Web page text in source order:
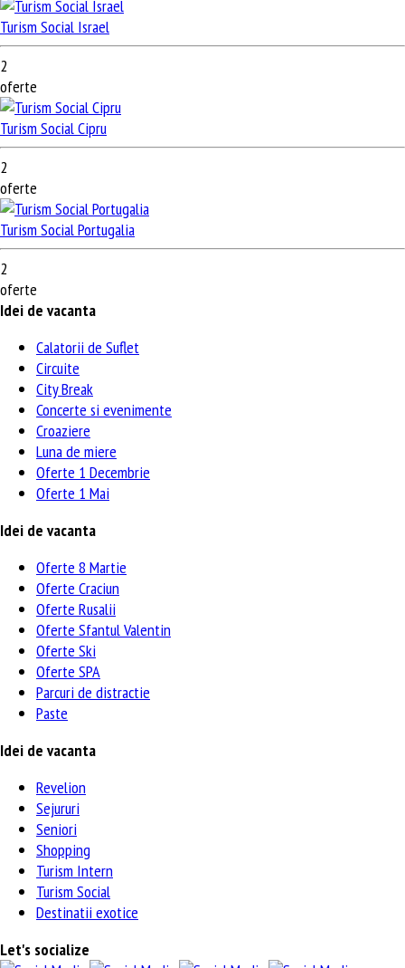
Turism Social Israel
2
oferte
Turism Social Cipru
2
oferte
Turism Social Portugalia
2
oferte
Idei de vacanta
Calatorii de Suflet
Circuite
City Break
Concerte si evenimente
Croaziere
Luna de miere
Oferte 1 Decembrie
Oferte 1 Mai
Idei de vacanta
Oferte 8 Martie
Oferte Craciun
Oferte Rusalii
Oferte Sfantul Valentin
Oferte Ski
Oferte SPA
Parcuri de distractie
Paste
Idei de vacanta
Revelion
Sejururi
Seniori
Shopping
Turism Intern
Turism Social
Destinatii exotice
Let's socialize